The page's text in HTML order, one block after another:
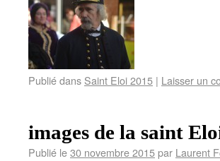
Publié dans Saint Eloi 2015 | Laisser un
images de la saint
Publié le30 novembre 2015par Laurent